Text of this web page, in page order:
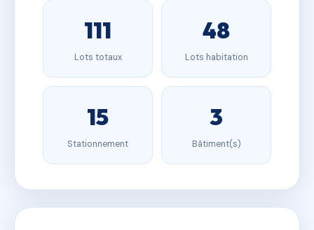
111
Lots totaux
48
Lots habitation
15
Stationnement
3
Bâtiment(s)